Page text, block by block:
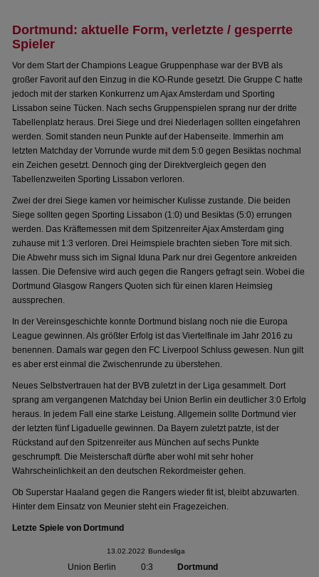
Dortmund: aktuelle Form, verletzte / gesperrte
Spieler
Vor dem Start der Champions League Gruppenphase war der BVB als
großer Favorit auf den Einzug in die KO-Runde gesetzt. Die Gruppe C hatte
jedoch mit der starken Konkurrenz um Ajax Amsterdam und Sporting
Lissabon seine Tücken. Nach sechs Gruppenspielen sprang nur der dritte
Tabellenplatz heraus. Drei Siege und drei Niederlagen sollten eingefahren
werden. Somit standen neun Punkte auf der Habenseite. Immerhin am
letzten Matchday der Vorrunde wurde mit dem 5:0 gegen Besiktas nochmal
ein Zeichen gesetzt. Dennoch ging der Direktvergleich gegen den
Tabellenzweiten Sporting Lissabon verloren.
Zwei der drei Siege kamen vor heimischer Kulisse zustande. Die beiden
Siege sollten gegen Sporting Lissabon (1:0) und Besiktas (5:0) errungen
werden. Das Kräftemessen mit dem Spitzenreiter Ajax Amsterdam ging
zuhause mit 1:3 verloren. Drei Heimspiele brachten sieben Tore mit sich.
Die Abwehr muss sich im Signal Iduna Park nur drei Gegentore ankreiden
lassen. Die Defensive wird auch gegen die Rangers gefragt sein. Wobei die
Dortmund Glasgow Rangers Quoten sich für einen klaren Heimsieg
aussprechen.
In der Vereinsgeschichte konnte Dortmund bislang noch nie die Europa
League gewinnen. Als größter Erfolg ist das Viertelfinale im Jahr 2016 zu
benennen. Damals war gegen den FC Liverpool Schluss gewesen. Nun gilt
es aber erst einmal die Zwischenrunde zu überstehen.
Neues Selbstvertrauen hat der BVB zuletzt in der Liga gesammelt. Dort
sprang am vergangenen Matchday bei Union Berlin ein deutlicher 3:0 Erfolg
heraus. In jedem Fall eine starke Leistung. Allgemein sollte Dortmund vier
der letzten fünf Ligaduelle gewinnen. Da Bayern zuletzt patzte, ist der
Rückstand auf den Spitzenreiter aus München auf sechs Punkte
geschrumpft. Die Meisterschaft dürfte aber wohl mit sehr hoher
Wahrscheinlichkeit an den deutschen Rekordmeister gehen.
Ob Superstar Haaland gegen die Rangers wieder fit ist, bleibt abzuwarten.
Hinter dem Einsatz von Meunier steht ein Fragezeichen.
Letzte Spiele von Dortmund
13.02.2022 Bundesliga
Union Berlin 0:3 Dortmund